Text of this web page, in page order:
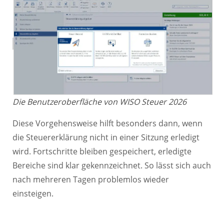
Die Benutzeroberfläche von WISO Steuer 2026
Diese Vorgehensweise hilft besonders dann, wenn
die Steuererklärung nicht in einer Sitzung erledigt
wird. Fortschritte bleiben gespeichert, erledigte
Bereiche sind klar gekennzeichnet. So lässt sich auch
nach mehreren Tagen problemlos wieder
einsteigen.